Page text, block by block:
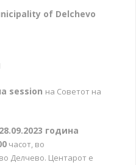
of Delchevo
session на Советот на
28.09.2023 година
часот, во
Делчево. Центарот е